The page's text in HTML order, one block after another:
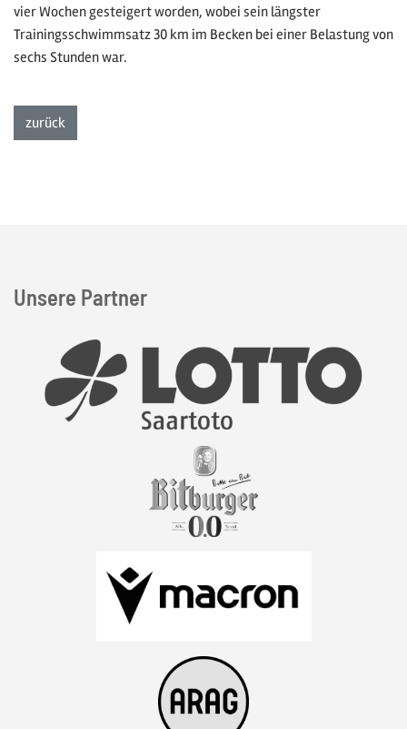
vier Wochen gesteigert worden, wobei sein längster
Trainingsschwimmsatz 30 km im Becken bei einer Belastung von
sechs Stunden war.
zurückzur Listenansicht
Unsere Partner